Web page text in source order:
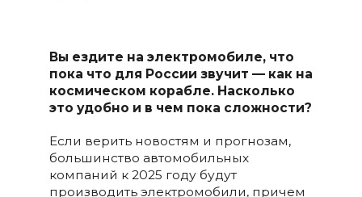
Вы ездите на электромобиле, что
пока что для России звучит — как на
космическом корабле.Насколько
это удобно и в чем пока сложности?
Если верить новостям и прогнозам,
большинство автомобильных
компаний к 2025 году будут
производить электромобили, причем